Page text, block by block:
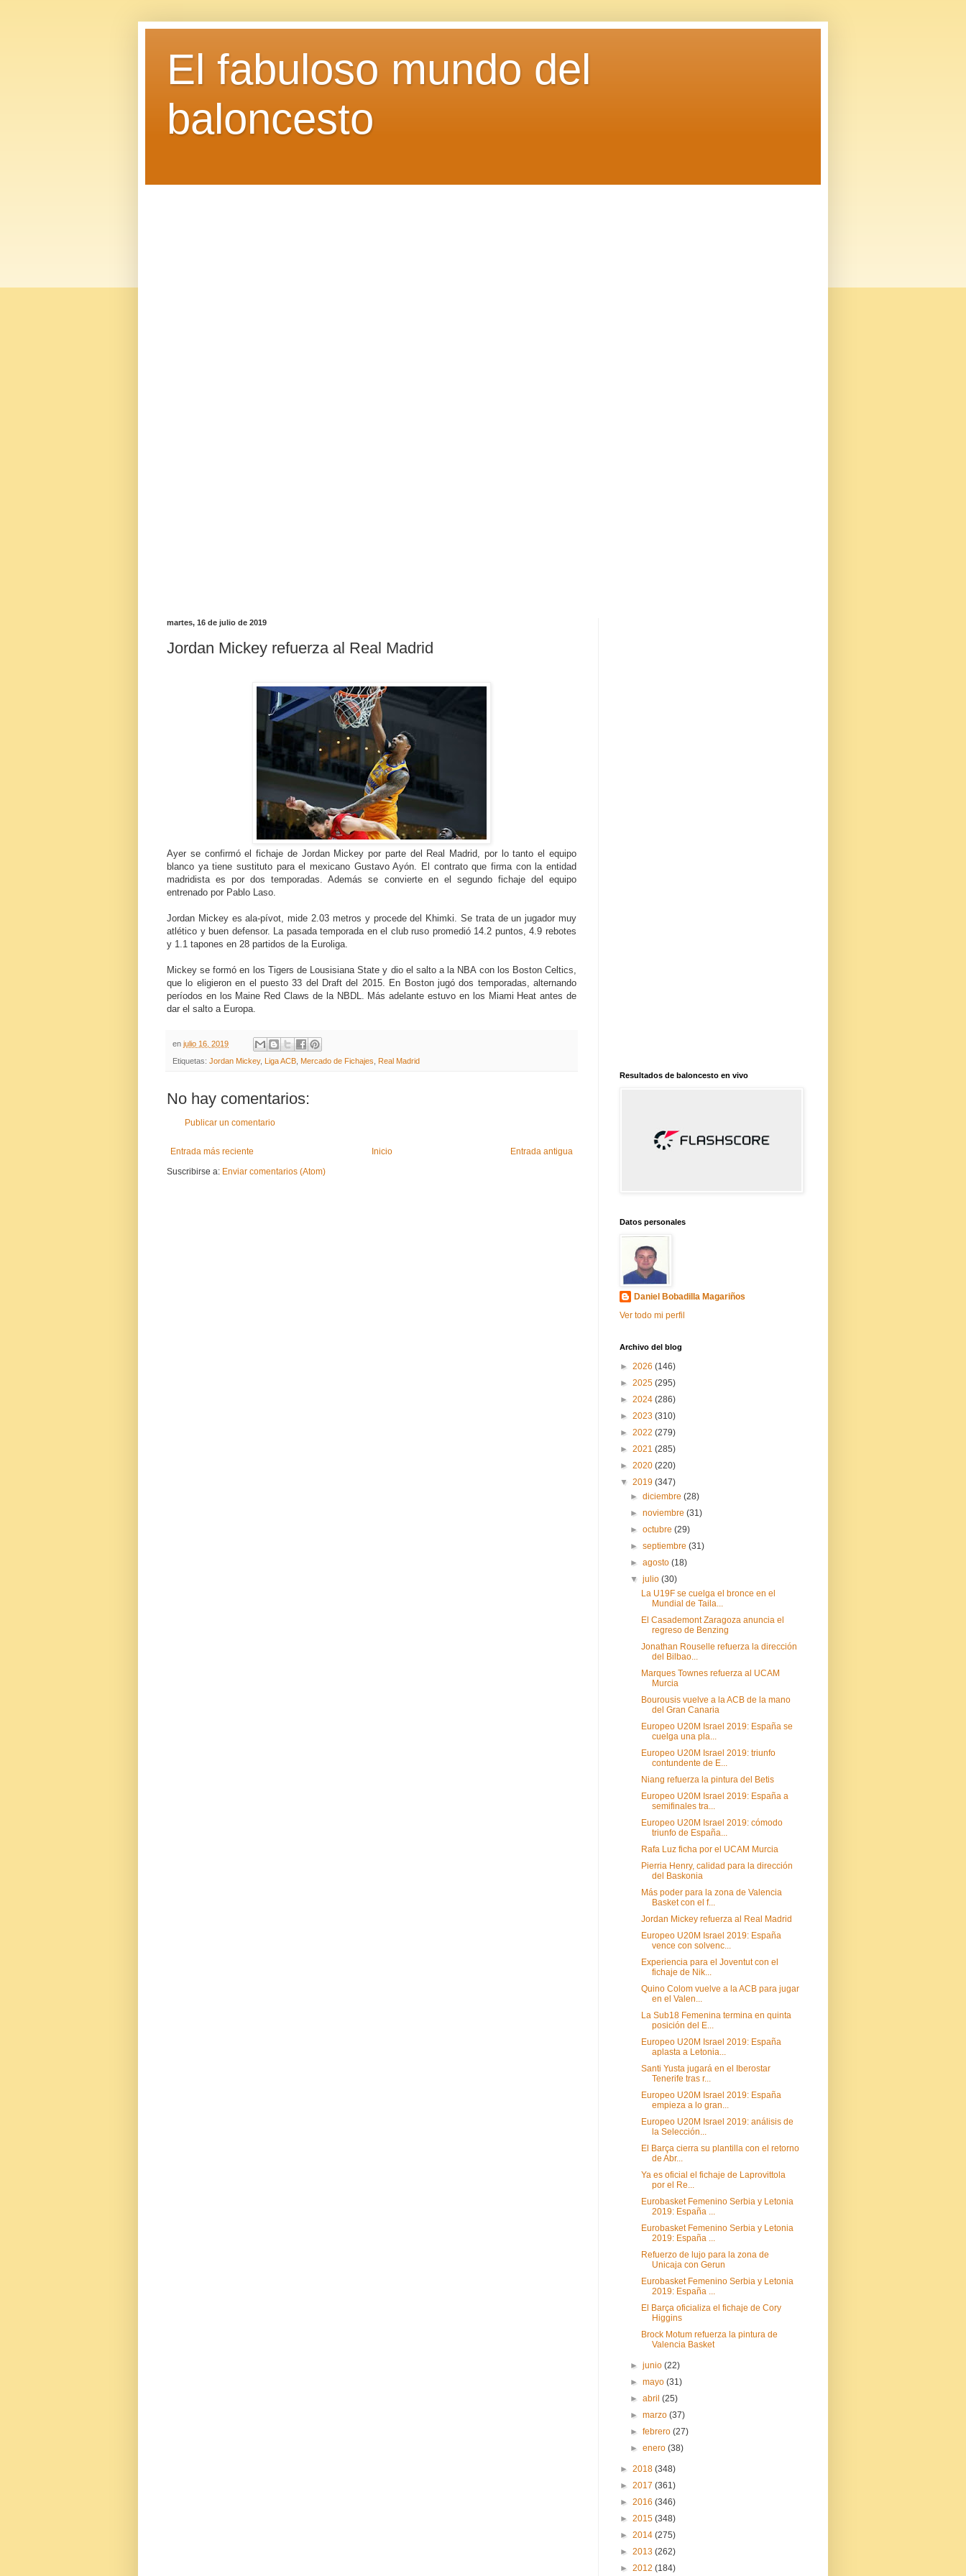
El fabuloso mundo del
baloncesto
martes, 16 de julio de 2019
Jordan Mickey refuerza al Real Madrid
Ayer se confirmó el fichaje de Jordan Mickey por parte del Real Madrid, por lo tanto el equipo
blanco ya tiene sustituto para el mexicano Gustavo Ayón. El contrato que firma con la entidad
madridista es por dos temporadas. Además se convierte en el segundo fichaje del equipo
entrenado por Pablo Laso.
Jordan Mickey es ala-pívot, mide 2.03 metros y procede del Khimki. Se trata de un jugador muy
atlético y buen defensor. La pasada temporada en el club ruso promedió 14.2 puntos, 4.9 rebotes
y 1.1 tapones en 28 partidos de la Euroliga.
Mickey se formó en los Tigers de Lousisiana State y dio el salto a la NBA con los Boston Celtics,
que lo eligieron en el puesto 33 del Draft del 2015. En Boston jugó dos temporadas, alternando
períodos en los Maine Red Claws de la NBDL. Más adelante estuvo en los Miami Heat antes de
dar el salto a Europa.
en julio 16, 2019
Etiquetas: Jordan Mickey, Liga ACB Mercado de Fichajes Real Madrid
No hay comentarios:
Publicar un comentario
Entrada más reciente Entrada antigua
Inicio
Suscribirse a: Enviar comentarios (Atom)
Resultados de baloncesto en vivo
Datos personales
Daniel Bobadilla Magariños
Ver todo mi perfil
Archivo del blog
► 2026 (146)
► 2025 (295)
► 2024 (286)
► 2023 (310)
► 2022 (279)
► 2021 (285)
► 2020 (220)
▼ 2019 (347)
►diciembre(28)
►noviembre(31)
►octubre(29)
►septiembre(31)
►agosto(18)
▼julio(30)
La U19F se cuelga el bronce en el
Mundial de Taila...
El Casademont Zaragoza anuncia el
regreso de Benzing
Jonathan Rouselle refuerza la dirección
del Bilbao...
Marques Townes refuerza al UCAM
Murcia
Bourousis vuelve a la ACB de la mano
del Gran Canaria
Europeo U20M Israel 2019: España se
cuelga una pla...
Europeo U20M Israel 2019: triunfo
contundente de E...
Niang refuerza la pintura del Betis
Europeo U20M Israel 2019: España a
semifinales tra...
Europeo U20M Israel 2019: cómodo
triunfo de España...
Rafa Luz ficha por el UCAM Murcia
Pierria Henry, calidad para la dirección
del Baskonia
Más poder para la zona de Valencia
Basket con el f...
Jordan Mickey refuerza al Real Madrid
Europeo U20M Israel 2019: España
vence con solvenc...
Experiencia para el Joventut con el
fichaje de Nik...
Quino Colom vuelve a la ACB para jugar
en el Valen...
La Sub18 Femenina termina en quinta
posición del E...
Europeo U20M Israel 2019: España
aplasta a Letonia...
Santi Yusta jugará en el Iberostar
Tenerife tras r...
Europeo U20M Israel 2019: España
empieza a lo gran...
Europeo U20M Israel 2019: análisis de
la Selección...
El Barça cierra su plantilla con el retorno
de Abr...
Ya es oficial el fichaje de Laprovittola
por el Re...
Eurobasket Femenino Serbia y Letonia
2019: España ...
Eurobasket Femenino Serbia y Letonia
2019: España ...
Refuerzo de lujo para la zona de
Unicaja con Gerun
Eurobasket Femenino Serbia y Letonia
2019: España ...
El Barça oficializa el fichaje de Cory
Higgins
Brock Motum refuerza la pintura de
Valencia Basket
►junio(22)
►mayo(31)
►abril(25)
►marzo(37)
►febrero(27)
►enero(38)
► 2018 (348)
► 2017 (361)
► 2016 (346)
► 2015 (348)
► 2014 (275)
► 2013 (262)
► 2012 (184)